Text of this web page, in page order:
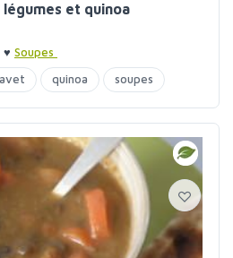
légumes et quinoa
♥ Soupes
quinoa soupes